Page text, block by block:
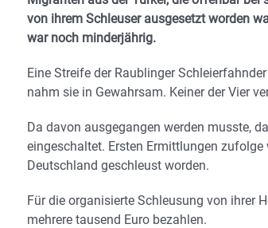
von ihrem Schleuser ausgesetzt worden
war noch minderjährig.
Eine Streife der Raublinger
nahm sie in Gewahrsam. Keiner der Vier
Da davon ausgegangen werden musste,
eingeschaltet. Ersten Ermittlungen
Deutschland geschleust worden.
Für die organisierte Schleusung von ihrer
mehrere tausend Euro bezahlen.